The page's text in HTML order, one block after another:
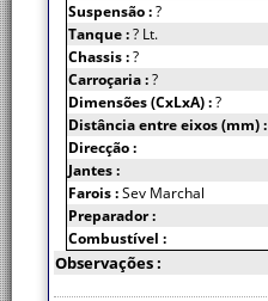
Suspensão :?
Tanque :? Lt.
Chassis :?
Carroçaria :?
Dimensões (CxLxA) :?
Distância entre eixos (mm) :
Direcção :
Jantes :
Farois :Sev Marchal
Preparador :
Combustível :
Observações :